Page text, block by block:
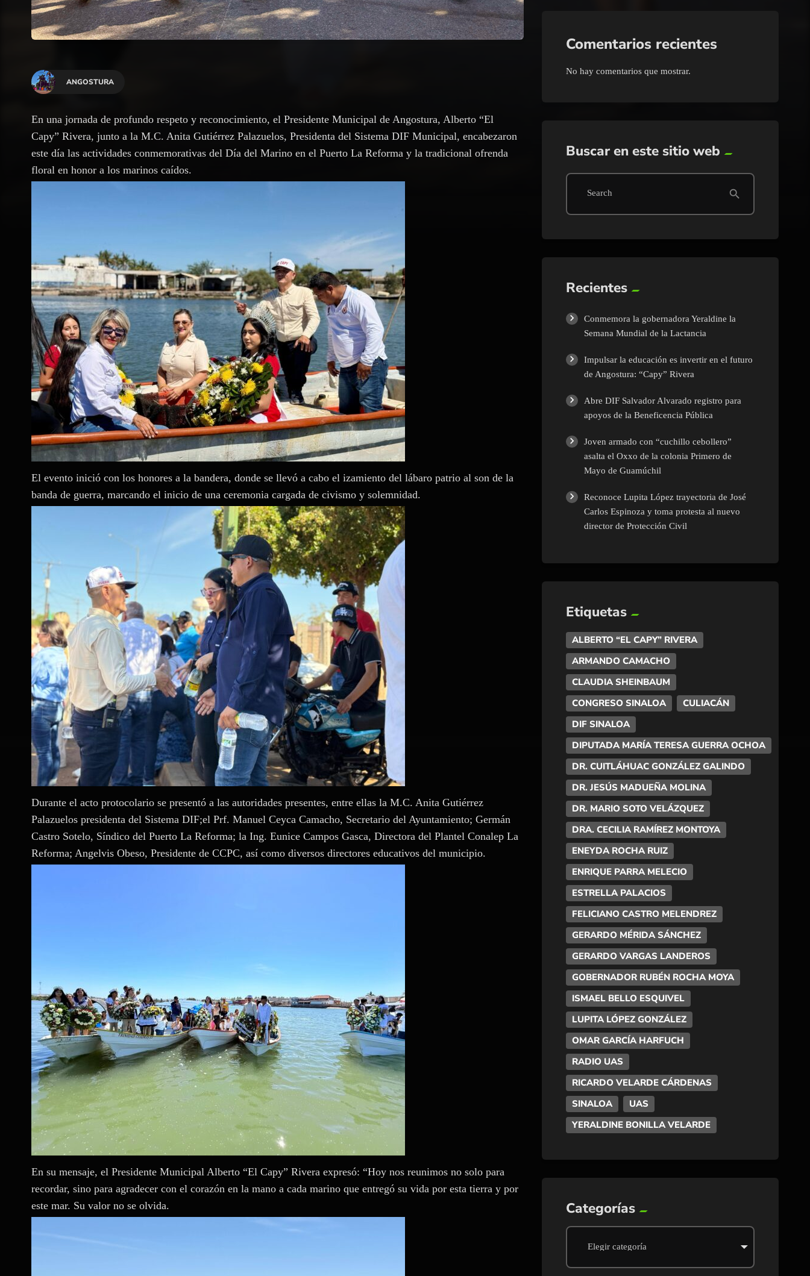
ANGOSTURA
En una jornada de profundo respeto y reconocimiento, el Presidente Municipal de Angostura, Alberto “El
Capy” Rivera, junto a la M.C. Anita Gutiérrez Palazuelos, Presidenta del Sistema DIF Municipal, encabezaron
este día las actividades conmemorativas del Día del Marino en el Puerto La Reforma y la tradicional ofrenda
floral en honor a los marinos caídos.
El evento inició con los honores a la bandera, donde se llevó a cabo el izamiento del lábaro patrio al son de la
banda de guerra, marcando el inicio de una ceremonia cargada de civismo y solemnidad.
Durante el acto protocolario se presentó a las autoridades presentes, entre ellas la M.C. Anita Gutiérrez
Palazuelos presidenta del Sistema DIF;el Prf. Manuel Ceyca Camacho, Secretario del Ayuntamiento; Germán
Castro Sotelo, Síndico del Puerto La Reforma; la Ing. Eunice Campos Gasca, Directora del Plantel Conalep La
Reforma; Angelvis Obeso, Presidente de CCPC, así como diversos directores educativos del municipio.
En su mensaje, el Presidente Municipal Alberto “El Capy” Rivera expresó: “Hoy nos reunimos no solo para
recordar, sino para agradecer con el corazón en la mano a cada marino que entregó su vida por esta tierra y por
este mar. Su valor no se olvida.
Comentarios recientes
No hay comentarios que mostrar.
Buscar en este sitio web
Search search
Recientes
Conmemora la gobernadora Yeraldine la
Semana Mundial de la Lactancia
Impulsar la educación es invertir en el futuro
de Angostura: “Capy” Rivera
Abre DIF Salvador Alvarado registro para
apoyos de la Beneficencia Pública
Joven armado con “cuchillo cebollero”
asalta el Oxxo de la colonia Primero de
Mayo de Guamúchil
Reconoce Lupita López trayectoria de José
Carlos Espinoza y toma protesta al nuevo
director de Protección Civil
Etiquetas
ALBERTO “EL CAPY” RIVERA
ARMANDO CAMACHO
CLAUDIA SHEINBAUM
CONGRESO SINALOA
CULIACÁN
DIF SINALOA
DIPUTADA MARÍA TERESA GUERRA OCHOA
DR. CUITLÁHUAC GONZÁLEZ GALINDO
DR. JESÚS MADUEÑA MOLINA
DR. MARIO SOTO VELÁZQUEZ
DRA. CECILIA RAMÍREZ MONTOYA
ENEYDA ROCHA RUIZ
ENRIQUE PARRA MELECIO
ESTRELLA PALACIOS
FELICIANO CASTRO MELENDREZ
GERARDO MÉRIDA SÁNCHEZ
GERARDO VARGAS LANDEROS
GOBERNADOR RUBÉN ROCHA MOYA
ISMAEL BELLO ESQUIVEL
LUPITA LÓPEZ GONZÁLEZ
OMAR GARCÍA HARFUCH
RADIO UAS
RICARDO VELARDE CÁRDENAS
SINALOA
UAS
YERALDINE BONILLA VELARDE
Categorías